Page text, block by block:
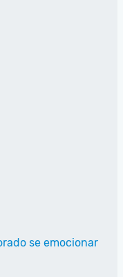
se emocionar